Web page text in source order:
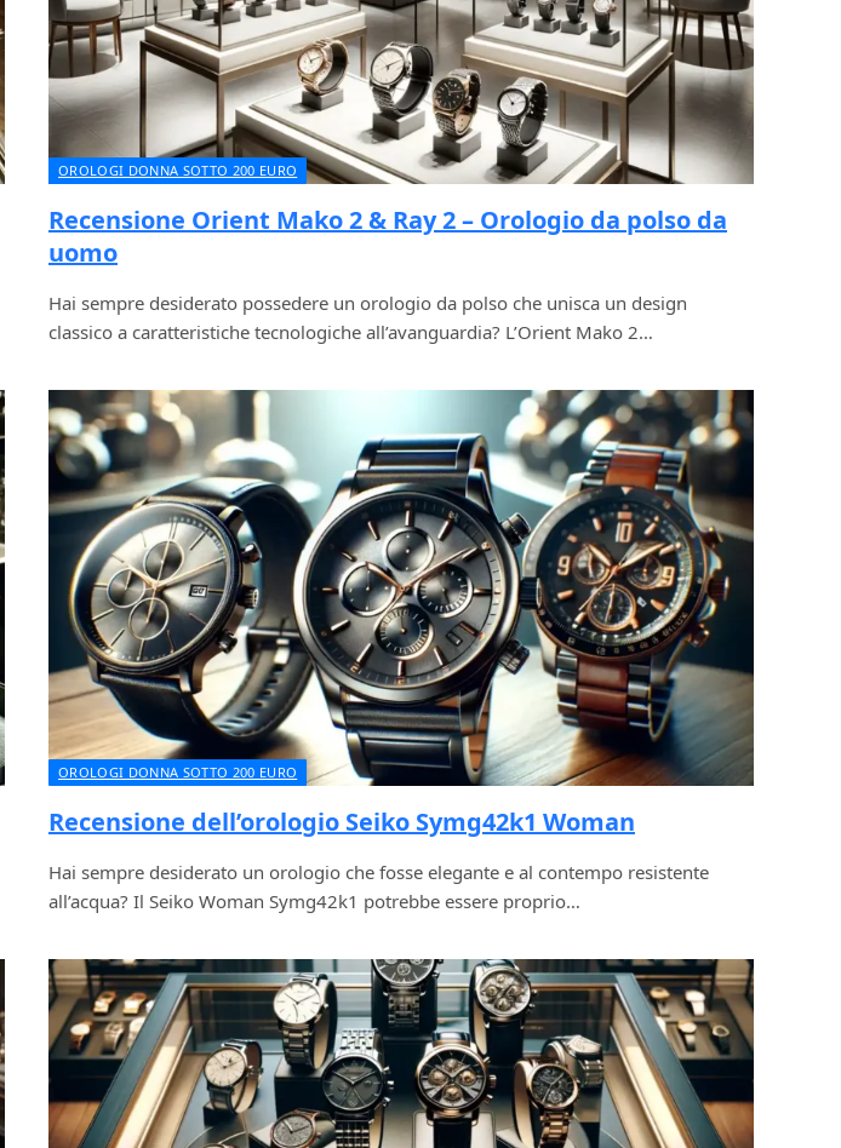
OROLOGI DONNA SOTTO 200 EURO
Recensione Orient Mako 2 & Ray 2 – Orologio da polso da
uomo
Hai sempre desiderato possedere un orologio da polso che unisca un design
classico a caratteristiche tecnologiche all’avanguardia? L’Orient Mako 2…
OROLOGI DONNA SOTTO 200 EURO
Recensione dell’orologio Seiko Symg42k1 Woman
Hai sempre desiderato un orologio che fosse elegante e al contempo resistente
all’acqua? Il Seiko Woman Symg42k1 potrebbe essere proprio…